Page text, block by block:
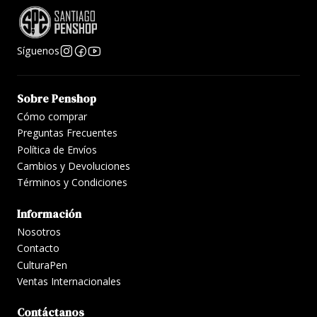
Caja de regalo clásica Laban.
Síguenos
Sobre Penshop
Cómo comprar
Preguntas Frecuentes
Política de Envíos
Cambios y Devoluciones
Términos y Condiciones
Información
Nosotros
Contacto
CulturaPen
Ventas Internacionales
Contáctanos